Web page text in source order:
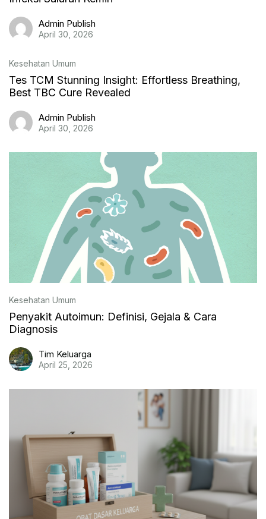
Admin Publish
April 30, 2026
Kesehatan Umum
Tes TCM Stunning Insight: Effortless Breathing,
Best TBC Cure Revealed
Admin Publish
April 30, 2026
Kesehatan Umum
Penyakit Autoimun: Definisi, Gejala & Cara
Diagnosis
Tim Keluarga
April 25, 2026